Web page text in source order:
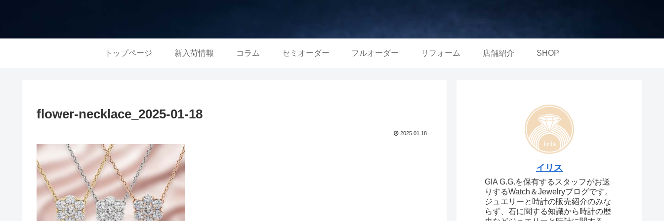
トップページ 新入荷情報 コラム セミオーダー フルオーダー リフォーム 店舗紹介 SHOP
flower-necklace_2025-01-18
2025.01.18
イリス
GIA G.G.を保有するスタッフがお送
りするWatch＆Jewelryブログです。
ジュエリーと時計の販売紹介のみな
らず、石に関する知識から時計の歴